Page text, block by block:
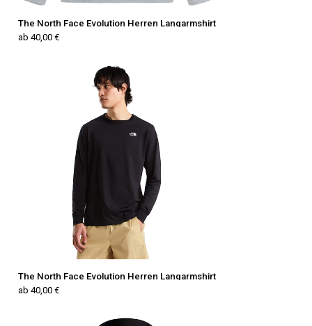
The North Face Evolution Herren Langarmshirt
ab 40,00 €
The North Face Evolution Herren Langarmshirt
ab 40,00 €